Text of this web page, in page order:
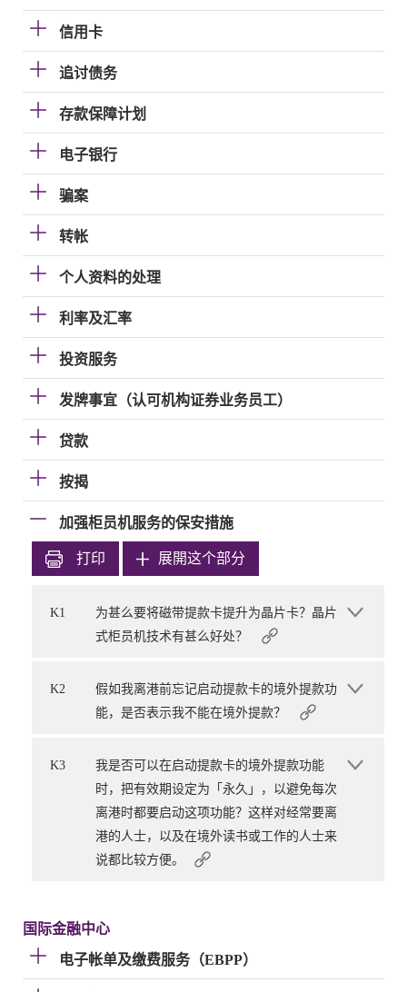
信用卡
追讨债务
存款保障计划
电子银行
骗案
转帐
个人资料的处理
利率及汇率
投资服务
发牌事宜（认可机构证券业务员工）
贷款
按揭
加强柜员机服务的保安措施
打印 展開这个部分
K1
为甚么要将磁带提款卡提升为晶片卡？晶片
式柜员机技术有甚么好处？
K2
假如我离港前忘记启动提款卡的境外提款功
能，是否表示我不能在境外提款？
K3
我是否可以在启动提款卡的境外提款功能
时，把有效期设定为「永久」，以避免每次
离港时都要启动这项功能？这样对经常要离
港的人士，以及在境外读书或工作的人士来
说都比较方便。
国际金融中心
电子帐单及缴费服务（EBPP）